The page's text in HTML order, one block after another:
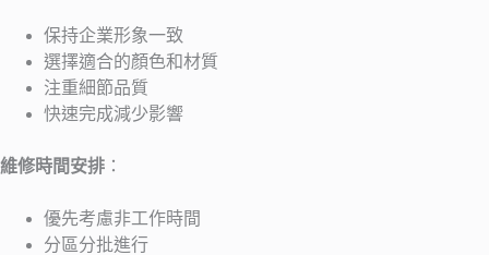
保持企業形象一致
選擇適合的顏色和材質
注重細節品質
快速完成減少影響
維修時間安排 ：
優先考慮非工作時間
分區分批進行